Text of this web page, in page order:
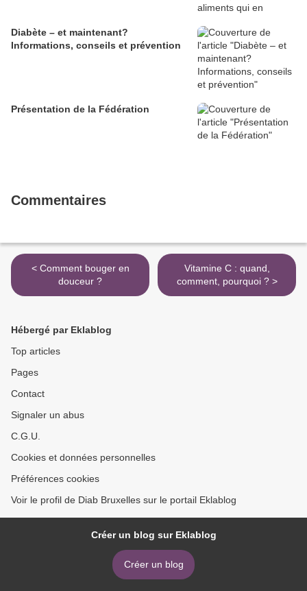
Diabète – et maintenant?
Informations, conseils et prévention
Présentation de la Fédération
Commentaires
< Comment bouger en
douceur ?
Vitamine C : quand,
comment, pourquoi ? >
Hébergé par Eklablog
Top articles
Pages
Contact
Signaler un abus
C.G.U.
Cookies et données personnelles
Préférences cookies
Voir le profil de Diab Bruxelles sur le portail Eklablog
Créer un blog sur Eklablog
Créer un blog